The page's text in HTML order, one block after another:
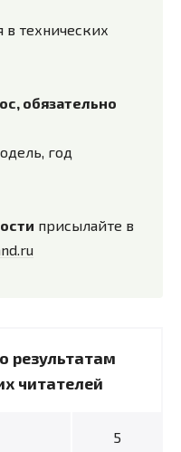
в технических
обязательно
год
присылайте в
результатам
читателей
5